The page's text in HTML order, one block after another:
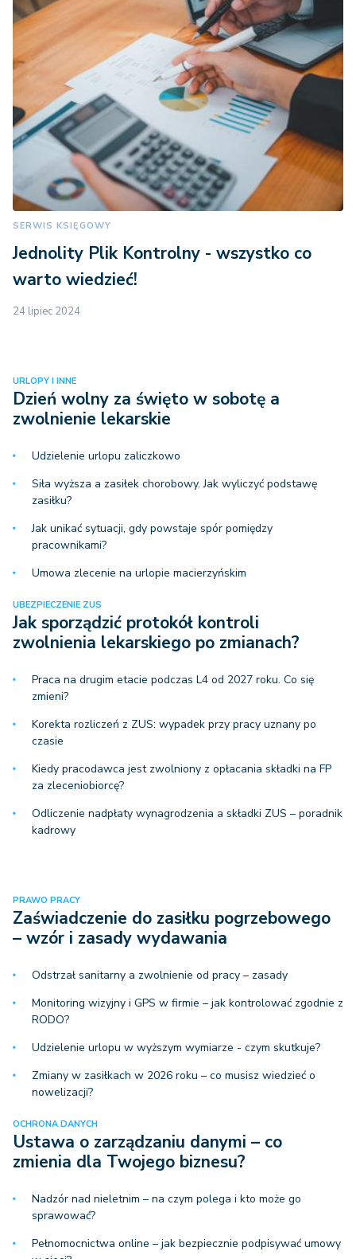
SERWIS KSIĘGOWY
Jednolity Plik Kontrolny - wszystko co
warto wiedzieć!
24 lipiec 2024
URLOPY I INNE
Dzień wolny za święto w sobotę a
zwolnienie lekarskie
Udzielenie urlopu zaliczkowo
Siła wyższa a zasiłek chorobowy. Jak wyliczyć podstawę
zasiłku?
Jak unikać sytuacji, gdy powstaje spór pomiędzy
pracownikami?
Umowa zlecenie na urlopie macierzyńskim
UBEZPIECZENIE ZUS
Jak sporządzić protokół kontroli
zwolnienia lekarskiego po zmianach?
Praca na drugim etacie podczas L4 od 2027 roku. Co się
zmieni?
Korekta rozliczeń z ZUS: wypadek przy pracy uznany po
czasie
Kiedy pracodawca jest zwolniony z opłacania składki na FP
za zleceniobiorcę?
Odliczenie nadpłaty wynagrodzenia a składki ZUS – poradnik
kadrowy
PRAWO PRACY
Zaświadczenie do zasiłku pogrzebowego
– wzór i zasady wydawania
Odstrzał sanitarny a zwolnienie od pracy – zasady
Monitoring wizyjny i GPS w firmie – jak kontrolować zgodnie z
RODO?
Udzielenie urlopu w wyższym wymiarze - czym skutkuje?
Zmiany w zasiłkach w 2026 roku – co musisz wiedzieć o
nowelizacji?
OCHRONA DANYCH
Ustawa o zarządzaniu danymi – co
zmienia dla Twojego biznesu?
Nadzór nad nieletnim – na czym polega i kto może go
sprawować?
Pełnomocnictwa online – jak bezpiecznie podpisywać umowy